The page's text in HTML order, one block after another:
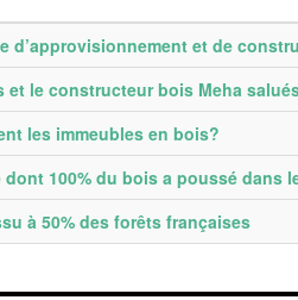
d’approvisionnement et de
le constructeur bois Meha
les immeubles en bois?
100% du bois a poussé dans
à 50% des forêts françaises